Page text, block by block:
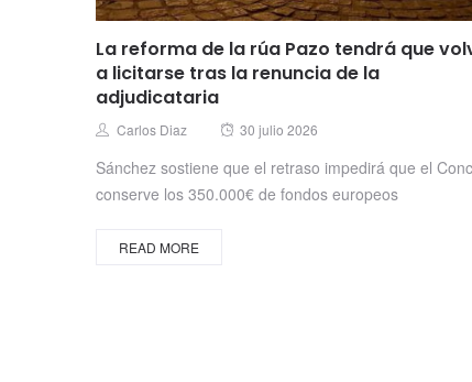
La reforma de la rúa Pazo tendrá que
a licitarse tras la renuncia de la
adjudicataria
Author
Carlos Diaz
Posted
30 julio 2026
Sánchez sostiene que el retraso impedirá que el
conserve los 350.000€ de fondos europeos
READ MORE